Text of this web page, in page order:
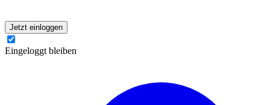
Jetzt einloggen
Eingeloggt bleiben